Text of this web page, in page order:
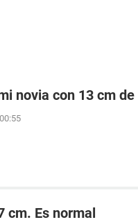
novia con 13 cm
cm. Es normal